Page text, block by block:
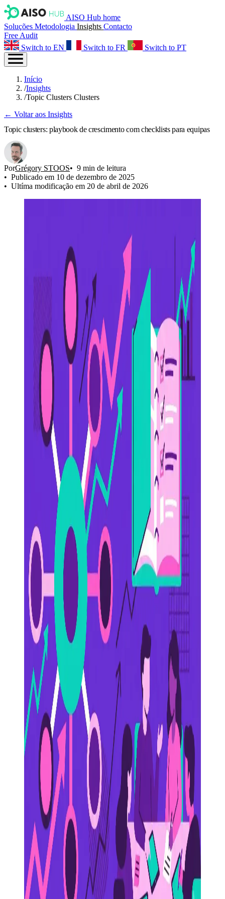
AISO Hub home
Soluções Metodologia Insights Contacto
Free Audit
Switch to EN
Switch to FR Switch to PT
Início
/Insights
/Topic Clusters Clusters
← Voltar aos Insights
Topic clusters: playbook de crescimento com checklists para equipas
PorGrégory STOOS
9 min de leitura
Publicado em 10 de dezembro de 2025
Ultíma modificação em 20 de abril de 2026